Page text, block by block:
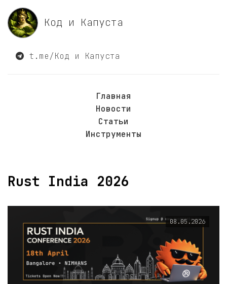
Код и Капуста
t.me/Код и Капуста
Главная
Новости
Статьи
Инструменты
Rust India 2026
08.05.2026